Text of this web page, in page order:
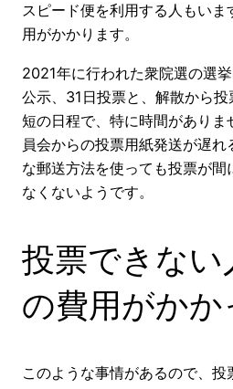
スピード便を利用する人もい
用がかかります。
2021年に行われた衆院選の選
公示、31日投票と、解散から
短の日程で、特に時間があり
員会からの投票用紙発送が遅れ
な郵送方法を使っても投票が
なくないようです。
投票できない
の費用がかか
このような事情があるので、